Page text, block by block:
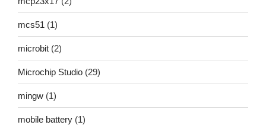
mcs51 (1)
microbit (2)
Microchip Studio (29)
mingw (1)
mobile battery (1)